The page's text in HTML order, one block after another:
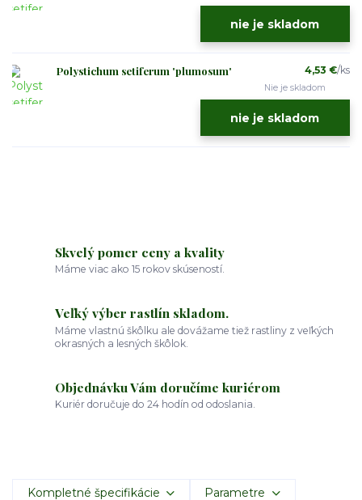
nie je skladom
Polystichum setiferum 'plumosum' 4,53 €/ks
Nie je skladom
nie je skladom
Skvelý pomer ceny a kvality
Máme viac ako 15 rokov skúseností.
Veľký výber rastlín skladom.
Máme vlastnú škôlku ale dovážame tiež rastliny z veľkých
okrasných a lesných škôlok.
Objednávku Vám doručíme kuriérom
Kuriér doručuje do 24 hodín od odoslania.
Kompletné špecifikácie Parametre